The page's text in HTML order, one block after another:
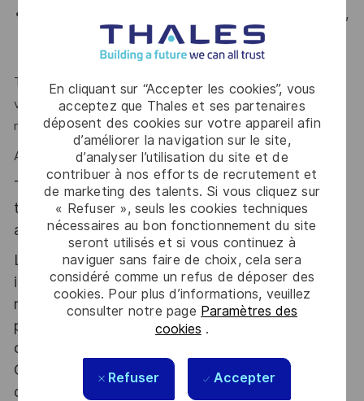
En cliquant sur “Accepter les cookies”, vous
acceptez que Thales et ses partenaires
déposent des cookies sur votre appareil afin
d’améliorer la navigation sur le site,
d’analyser l’utilisation du site et de
contribuer à nos efforts de recrutement et
de marketing des talents. Si vous cliquez sur
« Refuser », seuls les cookies techniques
nécessaires au bon fonctionnement du site
seront utilisés et si vous continuez à
naviguer sans faire de choix, cela sera
considéré comme un refus de déposer des
cookies. Pour plus d’informations, veuillez
consulter notre page Paramètres des
cookies .
Refuser Accepter
Culture logicielle : Python, bash, scripting powershell,
LINUX, SBOM et scan de vulnérabilités,
SONARQUBE
Travail en équipe, écoute, communication et partage de
vos connaissances sont des atouts que l’on vous
reconnait ?
Alors ce poste est fait pour vous !
Thales, entreprise Handi-Engagée, reconnait
tous les talents. La diversité est notre meilleur
atout. Postulez et rejoignez nous !
Le poste pouvant nécessiter d'accéder à des
informations relevant du secret de la défense
nationale, la personne retenue fera l'objet d'une
procédure d’habilitation, conformément aux
dispositions des articles R.2311-1 et suivants du
Code de la défense et de l’IGI 1300 SGDSN/PSE
du 09 août 2021.